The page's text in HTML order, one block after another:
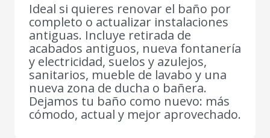
Ideal si quieres renovar el baño por
completo o actualizar instalaciones
antiguas. Incluye retirada de
acabados antiguos, nueva fontanería
y electricidad, suelos y azulejos,
sanitarios, mueble de lavabo y una
nueva zona de ducha o bañera.
Dejamos tu baño como nuevo: más
cómodo, actual y mejor aprovechado.